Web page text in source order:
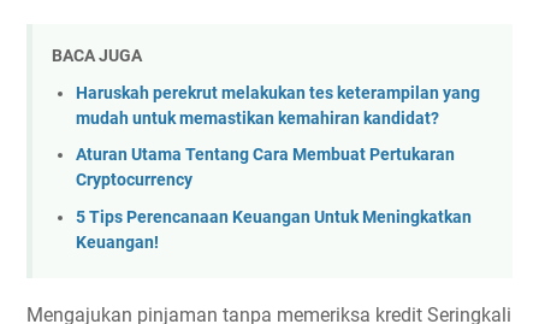
BACA JUGA
Haruskah perekrut melakukan tes keterampilan yang
mudah untuk memastikan kemahiran kandidat?
Aturan Utama Tentang Cara Membuat Pertukaran
Cryptocurrency
5 Tips Perencanaan Keuangan Untuk Meningkatkan
Keuangan!
Mengajukan pinjaman tanpa memeriksa kredit Seringkali